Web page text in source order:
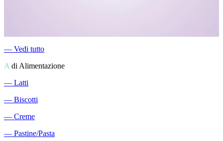
― Vedi tutto
A di Alimentazione
― Latti
― Biscotti
― Creme
― Pastine/Pasta